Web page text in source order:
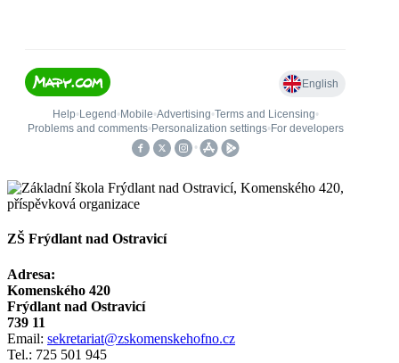
ZŠ Frýdlant nad Ostravicí
Adresa:
Komenského 420
Frýdlant nad Ostravicí
739 11
Email: sekretariat@zskomenskehofno.cz
Tel.: 725 501 945